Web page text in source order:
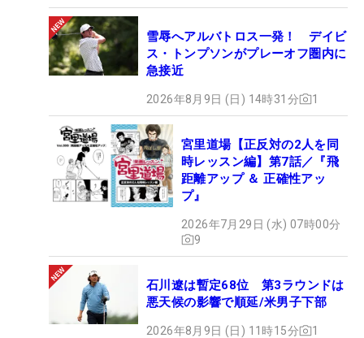
雪辱へアルバトロス一発！ デイビ
ス・トンプソンがプレーオフ圏内に
急接近
2026年8月9日 (日) 14時31分 1
宮里道場【正反対の2人を同
時レッスン編】第7話／『飛
距離アップ ＆ 正確性アッ
プ』
2026年7月29日 (水) 07時00分
9
石川遼は暫定68位 第3ラウンドは
悪天候の影響で順延/米男子下部
2026年8月9日 (日) 11時15分 1